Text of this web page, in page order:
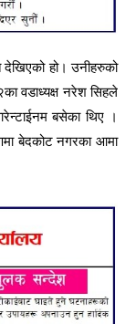
देखिएको हो। उनीहरुको
वडाध्यक्ष नरेश सिहले
बसेका थिए ।
बेदकोट नगरका आमा